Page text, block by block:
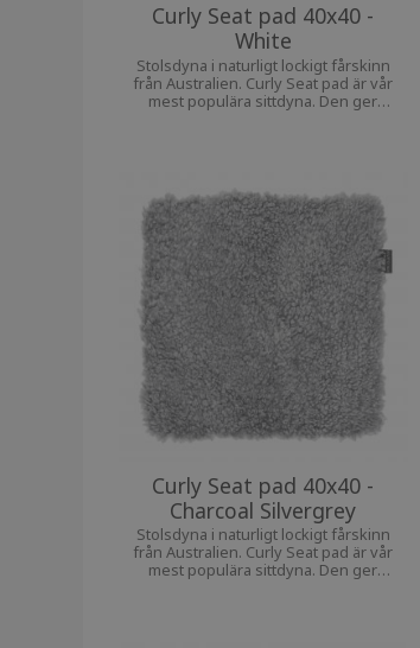
Curly Seat pad 40x40 -
White
Stolsdyna i naturligt lockigt fårskinn
från Australien. Curly Seat pad är vår
mest populära sittdyna. Den ger
Curly Seat pad 40x40 -
Charcoal Silvergrey
Stolsdyna i naturligt lockigt fårskinn
från Australien. Curly Seat pad är vår
mest populära sittdyna. Den ger